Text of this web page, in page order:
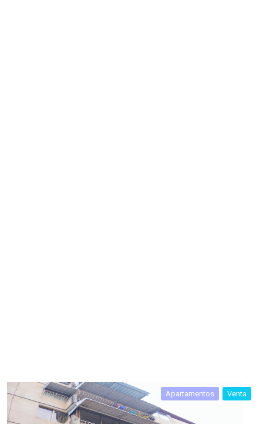
Apartamentos Venta